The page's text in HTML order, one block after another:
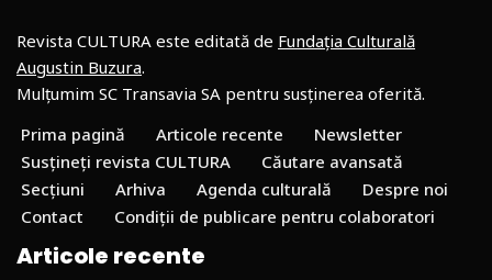
Revista CULTURA este editată de Fundația Culturală
Augustin Buzura.
Mulțumim SC Transavia SA pentru susținerea oferită.
Prima pagină
Articole recente
Newsletter
Susțineți revista CULTURA
Căutare avansată
Secțiuni
Arhiva Agenda culturală
Despre noi
Contact
Condiții de publicare pentru colaboratori
Articole recente